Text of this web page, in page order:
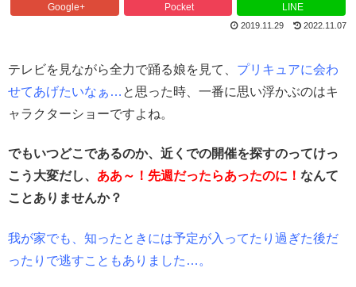
Google+ Pocket LINE
2019.11.29 2022.11.07
テレビを見ながら全力で踊る娘を見て、 プリキュアに会わ
せてあげたいなぁ… と思った時、一番に思い浮かぶのはキ
ャラクターショーですよね。
でもいつどこであるのか、近くでの開催を探すのってけっ
こう大変だし、 ああ～！先週だったらあったのに！ なんて
ことありませんか？
我が家でも、知ったときには予定が入ってたり過ぎた後だ
ったりで逃すこともありました…。